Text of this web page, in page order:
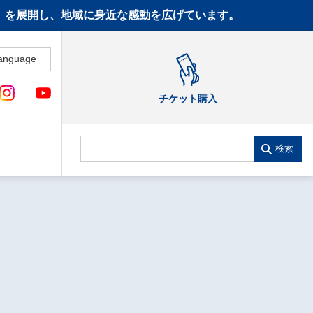
展開し、地域に身近な感動を広げています。
チケット購入
検索